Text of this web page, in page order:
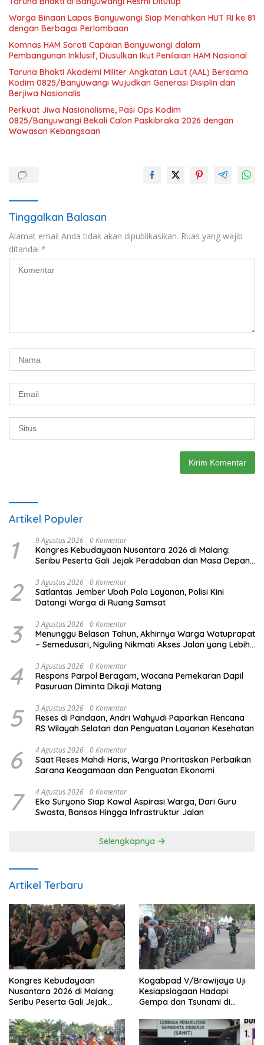
Warga Binaan Lapas Banyuwangi Siap Meriahkan HUT RI ke 81
dengan Berbagai Perlombaan
Komnas HAM Soroti Capaian Banyuwangi dalam
Pembangunan Inklusif, Diusulkan Ikut Penilaian HAM Nasional
Taruna Bhakti Akademi Militer Angkatan Laut (AAL) Bersama
Kodim 0825/Banyuwangi Wujudkan Generasi Disiplin dan
Berjiwa Nasionalis
Perkuat Jiwa Nasionalisme, Pasi Ops Kodim
0825/Banyuwangi Bekali Calon Paskibraka 2026 dengan
Wawasan Kebangsaan
Tinggalkan Balasan
Alamat email Anda tidak akan dipublikasikan. Ruas yang wajib
ditandai *
Artikel Populer
1 9 Agustus 2026 0 Komentar
Kongres Kebudayaan Nusantara 2026 di Malang:
Seribu Peserta Gali Jejak Peradaban dan Masa Depan
2 3 Agustus 2026 0 Komentar
Satlantas Jember Ubah Pola Layanan, Polisi Kini
Datangi Warga di Ruang Samsat
3 3 Agustus 2026 0 Komentar
Menunggu Belasan Tahun, Akhirnya Warga Watuprapat
– Semedusari, Nguling Nikmati Akses Jalan yang Lebih
4 3 Agustus 2026 0 Komentar
Respons Parpol Beragam, Wacana Pemekaran Dapil
Pasuruan Diminta Dikaji Matang
5 3 Agustus 2026 0 Komentar
Reses di Pandaan, Andri Wahyudi Paparkan Rencana
RS Wilayah Selatan dan Penguatan Layanan Kesehatan
6 4 Agustus 2026 0 Komentar
Saat Reses Mahdi Haris, Warga Prioritaskan Perbaikan
Sarana Keagamaan dan Penguatan Ekonomi
7 4 Agustus 2026 0 Komentar
Eko Suryono Siap Kawal Aspirasi Warga, Dari Guru
Swasta, Bansos Hingga Infrastruktur Jalan
Selengkapnya
Artikel Terbaru
Kongres Kebudayaan
Nusantara 2026 di Malang:
Seribu Peserta Gali Jejak
Budaya Indonesia
Kogabpad V/Brawijaya Uji
Kesiapsiagaan Hadapi
Gempa dan Tsunami di